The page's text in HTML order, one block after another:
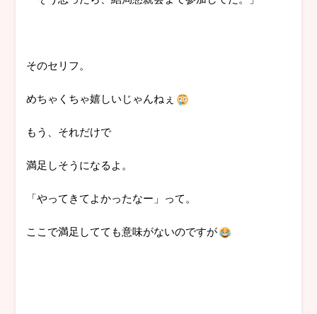
そのセリフ。
めちゃくちゃ嬉しいじゃんねぇ
もう、それだけで
満足しそうになるよ。
「やってきてよかったなー」って。
ここで満足してても意味がないのですが